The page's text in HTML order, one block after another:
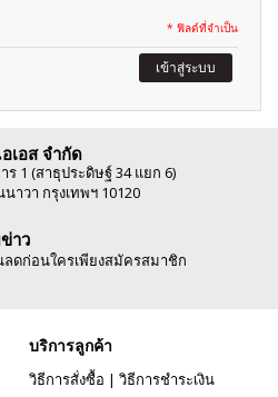
* ฟิลด์ที่จำเป็น
เข้าสู่ระบบ
เอส จำกัด
1 (สาธุประดิษฐ์ 34 แยก 6)
าวา กรุงเทพฯ 10120
าว
ดก่อนใครเพียงสมัครสมาชิก
บริการลูกค้า
วิธีการสั่งซื้อ | วิธีการชำระเงิน